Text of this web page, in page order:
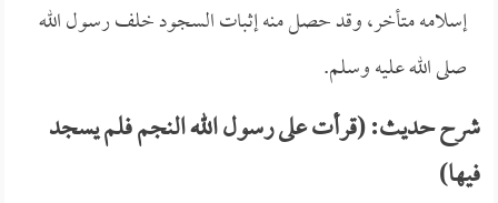
إسلامه متأخر، وقد حصل منه إثبات السجود خلف رسول الله
صلى الله عليه وسلم.
شرح حديث: (قرأت على رسول الله النجم فلم يسجد
فيها)